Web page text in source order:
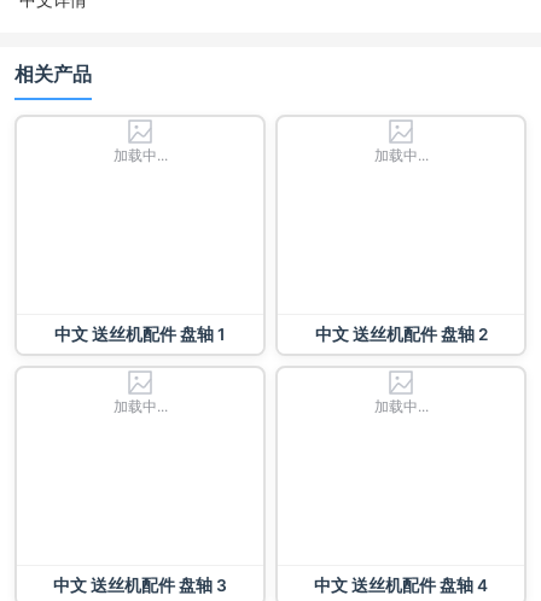
相关产品
加载中...
中文 送丝机配件 盘轴 1
加载中...
中文 送丝机配件 盘轴 2
加载中...
中文 送丝机配件 盘轴 3
加载中...
中文 送丝机配件 盘轴 4